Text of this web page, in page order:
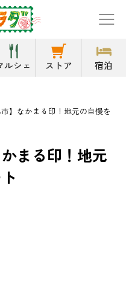
ルシェ ストア 宿泊
市】なかまる印！地元の自慢を
まる印！地元